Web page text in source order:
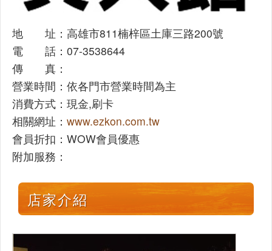
地 址：高雄市811楠梓區土庫三路200號
電 話：07-3538644
傳 真：
營業時間：依各門市營業時間為主
消費方式：現金,刷卡
相關網址： www.ezkon.com.tw
會員折扣：WOW會員優惠
附加服務：
店家介紹